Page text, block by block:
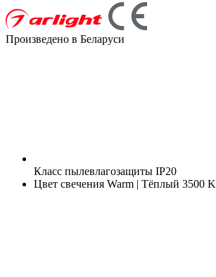
Произведено в Беларуси
Класс пылевлагозащиты IP20
Цвет свечения Warm | Тёплый 3500 K